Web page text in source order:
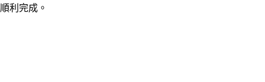
順利完成。